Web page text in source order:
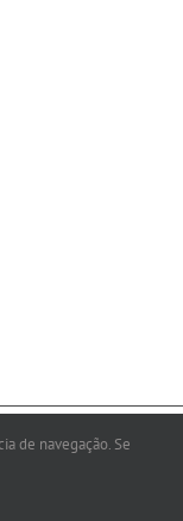
Reserved
de navegação. Se